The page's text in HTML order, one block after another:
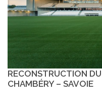
RECONSTRUCTION
CHAMBÉRY – SAVOIE